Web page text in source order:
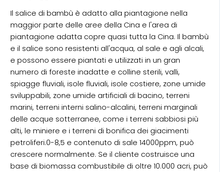
Il salice di bambù è adatto alla piantagione nella
maggior parte delle aree della Cina e l'area di
piantagione adatta copre quasi tutta la Cina. Il bambù
e il salice sono resistenti all'acqua, al sale e agli alcali,
e possono essere piantati e utilizzati in un gran
numero di foreste inadatte e colline sterili, valli,
spiagge fluviali, isole fluviali, isole costiere, zone umide
sviluppabili, zone umide artificiali di bacino, terreni
marini, terreni interni salino-alcalini, terreni marginali
delle acque sotterranee, come i terreni sabbiosi più
alti, le miniere e i terreni di bonifica dei giacimenti
petroliferi.0-8,5 e contenuto di sale 14000ppm, può
crescere normalmente. Se il cliente costruisce una
base di biomassa combustibile di oltre 10.000 acri, può